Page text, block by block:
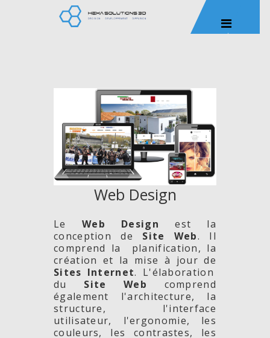
Web Design
Le Web Design est la
conception de Site Web. Il
comprend la planification, la
création et la mise à jour de
Sites Internet. L'élaboration
du Site Web comprend
également l'architecture, la
structure, l'interface
utilisateur, l'ergonomie, les
couleurs, les contrastes, les